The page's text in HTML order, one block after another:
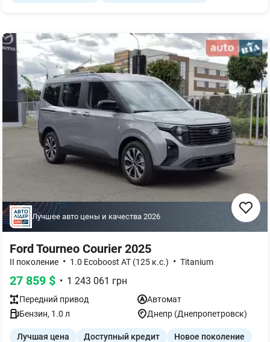
Лучшее авто цены и качества 2026
Ford Tourneo Courier 2025
II поколение • 1.0 Ecoboost AT (125 к.с.) • Titanium
27 859 $ • 1 243 061 грн
Передний привод
Автомат
Бензин, 1.0 л Днепр (Днепропетровск)
Лучшая цена Доступный кредит Новое поколение